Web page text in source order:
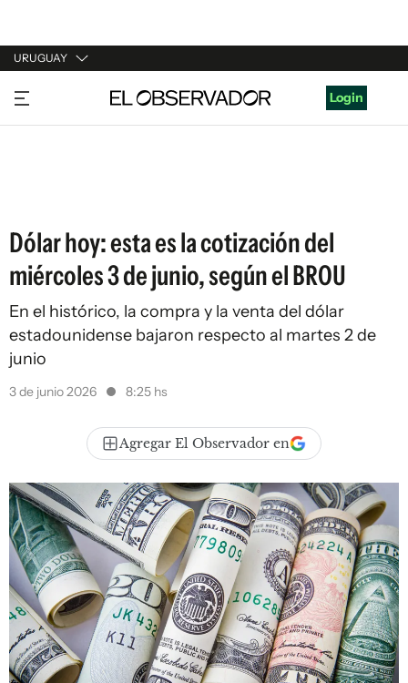
URUGUAY
URUGUAY
ARGENTINA
Login
Dólar hoy: esta es la cotización del
miércoles 3 de junio, según el BROU
En el histórico, la compra y la venta del dólar
estadounidense bajaron respecto al martes 2 de
junio
3 de junio 2026 8:25 hs
Agregar El Observador en